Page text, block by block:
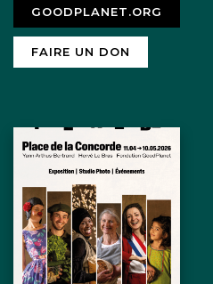
GOODPLANET.ORG
FAIRE UN DON